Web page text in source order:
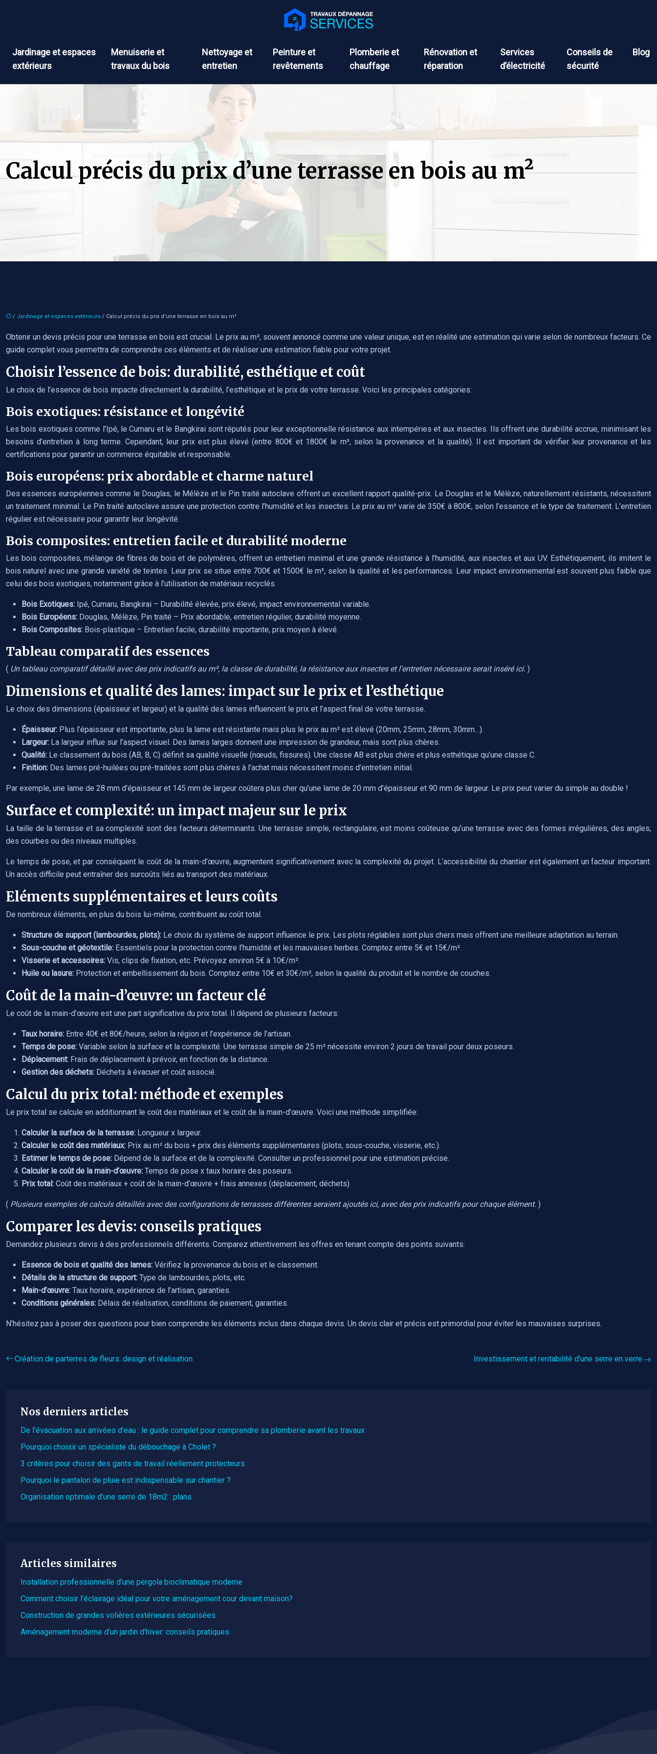
Jardinage et espaces
extérieurs
Menuiserie et
travaux du bois
Nettoyage et
entretien
Peinture et
revêtements
Plomberie et
chauffage
Rénovation et
réparation
Services
d’électricité
Conseils de
sécurité
Blog
Calcul précis du prix d’une terrasse en bois au m²
/ Jardinage et espaces extérieurs / Calcul précis du prix d’une terrasse en bois au m²
Obtenir un devis précis pour une terrasse en bois est crucial. Le prix au m², souvent annoncé comme une valeur unique, est en réalité une estimation qui varie selon de nombreux facteurs. Ce
guide complet vous permettra de comprendre ces éléments et de réaliser une estimation fiable pour votre projet.
Choisir l’essence de bois: durabilité, esthétique et coût
Le choix de l’essence de bois impacte directement la durabilité, l’esthétique et le prix de votre terrasse. Voici les principales catégories:
Bois exotiques: résistance et longévité
Les bois exotiques comme l’Ipé, le Cumaru et le Bangkirai sont réputés pour leur exceptionnelle résistance aux intempéries et aux insectes. Ils offrent une durabilité accrue, minimisant les
besoins d’entretien à long terme. Cependant, leur prix est plus élevé (entre 800€ et 1800€ le m³, selon la provenance et la qualité). Il est important de vérifier leur provenance et les
certifications pour garantir un commerce équitable et responsable.
Bois européens: prix abordable et charme naturel
Des essences européennes comme le Douglas, le Mélèze et le Pin traité autoclave offrent un excellent rapport qualité-prix. Le Douglas et le Mélèze, naturellement résistants, nécessitent
un traitement minimal. Le Pin traité autoclave assure une protection contre l’humidité et les insectes. Le prix au m³ varie de 350€ à 800€, selon l’essence et le type de traitement. L’entretien
régulier est nécessaire pour garantir leur longévité.
Bois composites: entretien facile et durabilité moderne
Les bois composites, mélange de fibres de bois et de polymères, offrent un entretien minimal et une grande résistance à l’humidité, aux insectes et aux UV. Esthétiquement, ils imitent le
bois naturel avec une grande variété de teintes. Leur prix se situe entre 700€ et 1500€ le m³, selon la qualité et les performances. Leur impact environnemental est souvent plus faible que
celui des bois exotiques, notamment grâce à l’utilisation de matériaux recyclés.
Bois Exotiques: Ipé, Cumaru, Bangkirai – Durabilité élevée, prix élevé, impact environnemental variable.
Bois Européens: Douglas, Mélèze, Pin traité – Prix abordable, entretien régulier, durabilité moyenne.
Bois Composites: Bois-plastique – Entretien facile, durabilité importante, prix moyen à élevé.
Tableau comparatif des essences
( Un tableau comparatif détaillé avec des prix indicatifs au m³, la classe de durabilité, la résistance aux insectes et l’entretien nécessaire serait inséré ici. )
Dimensions et qualité des lames: impact sur le prix et l’esthétique
Le choix des dimensions (épaisseur et largeur) et la qualité des lames influencent le prix et l’aspect final de votre terrasse.
Épaisseur: Plus l’épaisseur est importante, plus la lame est résistante mais plus le prix au m² est élevé (20mm, 25mm, 28mm, 30mm…).
Largeur: La largeur influe sur l’aspect visuel. Des lames larges donnent une impression de grandeur, mais sont plus chères.
Qualité: Le classement du bois (AB, B, C) définit sa qualité visuelle (nœuds, fissures). Une classe AB est plus chère et plus esthétique qu’une classe C.
Finition: Des lames pré-huilées ou pré-traitées sont plus chères à l’achat mais nécessitent moins d’entretien initial.
Par exemple, une lame de 28 mm d’épaisseur et 145 mm de largeur coûtera plus cher qu’une lame de 20 mm d’épaisseur et 90 mm de largeur. Le prix peut varier du simple au double !
Surface et complexité: un impact majeur sur le prix
La taille de la terrasse et sa complexité sont des facteurs déterminants. Une terrasse simple, rectangulaire, est moins coûteuse qu’une terrasse avec des formes irrégulières, des angles,
des courbes ou des niveaux multiples.
Le temps de pose, et par conséquent le coût de la main-d’œuvre, augmentent significativement avec la complexité du projet. L’accessibilité du chantier est également un facteur important.
Un accès difficile peut entraîner des surcoûts liés au transport des matériaux.
Eléments supplémentaires et leurs coûts
De nombreux éléments, en plus du bois lui-même, contribuent au coût total.
Structure de support (lambourdes, plots): Le choix du système de support influence le prix. Les plots réglables sont plus chers mais offrent une meilleure adaptation au terrain.
Sous-couche et géotextile: Essentiels pour la protection contre l’humidité et les mauvaises herbes. Comptez entre 5€ et 15€/m².
Visserie et accessoires: Vis, clips de fixation, etc. Prévoyez environ 5€ à 10€/m².
Huile ou lasure: Protection et embellissement du bois. Comptez entre 10€ et 30€/m², selon la qualité du produit et le nombre de couches.
Coût de la main-d’œuvre: un facteur clé
Le coût de la main-d’œuvre est une part significative du prix total. Il dépend de plusieurs facteurs:
Taux horaire: Entre 40€ et 80€/heure, selon la région et l’expérience de l’artisan.
Temps de pose: Variable selon la surface et la complexité. Une terrasse simple de 25 m² nécessite environ 2 jours de travail pour deux poseurs.
Déplacement: Frais de déplacement à prévoir, en fonction de la distance.
Gestion des déchets: Déchets à évacuer et coût associé.
Calcul du prix total: méthode et exemples
Le prix total se calcule en additionnant le coût des matériaux et le coût de la main-d’œuvre. Voici une méthode simplifiée:
Calculer la surface de la terrasse: Longueur x largeur.
Calculer le coût des matériaux: Prix au m² du bois + prix des éléments supplémentaires (plots, sous-couche, visserie, etc.).
Estimer le temps de pose: Dépend de la surface et de la complexité. Consulter un professionnel pour une estimation précise.
Calculer le coût de la main-d’œuvre: Temps de pose x taux horaire des poseurs.
Prix total: Coût des matériaux + coût de la main-d’œuvre + frais annexes (déplacement, déchets).
( Plusieurs exemples de calculs détaillés avec des configurations de terrasses différentes seraient ajoutés ici, avec des prix indicatifs pour chaque élément. )
Comparer les devis: conseils pratiques
Demandez plusieurs devis à des professionnels différents. Comparez attentivement les offres en tenant compte des points suivants:
Essence de bois et qualité des lames: Vérifiez la provenance du bois et le classement.
Détails de la structure de support: Type de lambourdes, plots, etc.
Main-d’œuvre: Taux horaire, expérience de l’artisan, garanties.
Conditions générales: Délais de réalisation, conditions de paiement, garanties.
N’hésitez pas à poser des questions pour bien comprendre les éléments inclus dans chaque devis. Un devis clair et précis est primordial pour éviter les mauvaises surprises.
Création de parterres de fleurs: design et réalisation Investissement et rentabilité d’une serre en verre
Nos derniers articles
De l’évacuation aux arrivées d’eau : le guide complet pour comprendre sa plomberie avant les travaux
Pourquoi choisir un spécialiste du débouchage à Cholet ?
3 critères pour choisir des gants de travail réellement protecteurs
Pourquoi le pantalon de pluie est indispensable sur chantier ?
Organisation optimale d’une serre de 18m2 : plans
Articles similaires
Installation professionnelle d’une pergola bioclimatique moderne
Comment choisir l’éclairage idéal pour votre aménagement cour devant maison?
Construction de grandes volières extérieures sécurisées
Aménagement moderne d’un jardin d’hiver: conseils pratiques